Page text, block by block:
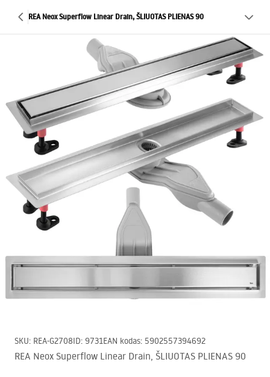
REA Neox Superflow Linear Drain, ŠLIUOTAS PLIENAS 90
SKU: REA-G2708ID: 9731EAN kodas: 5902557394692
REA Neox Superflow Linear Drain, ŠLIUOTAS PLIENAS 90